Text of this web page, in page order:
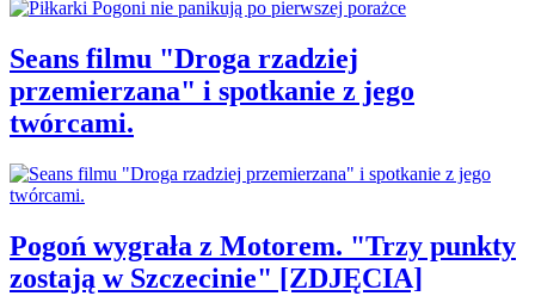
Seans filmu "Droga rzadziej
przemierzana" i spotkanie z jego
twórcami.
Pogoń wygrała z Motorem. "Trzy punkty
zostają w Szczecinie" [ZDJĘCIA]